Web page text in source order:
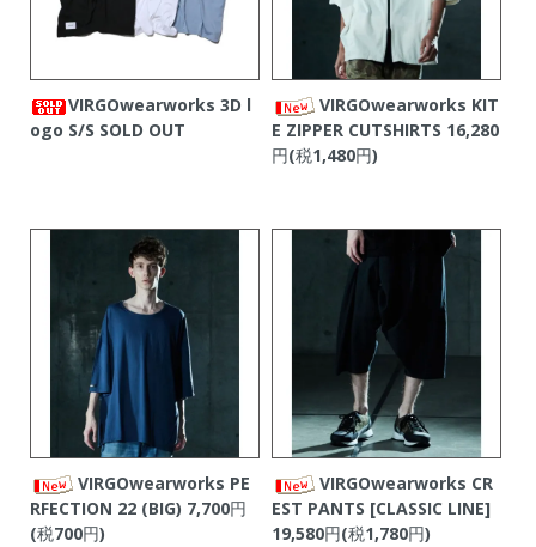
VIRGOwearworks 3D l
ogo S/S SOLD OUT
VIRGOwearworks KIT
E ZIPPER CUTSHIRTS 16,280
円(税1,480円)
VIRGOwearworks PE
RFECTION 22 (BIG) 7,700円
(税700円)
VIRGOwearworks CR
EST PANTS [CLASSIC LINE]
19,580円(税1,780円)